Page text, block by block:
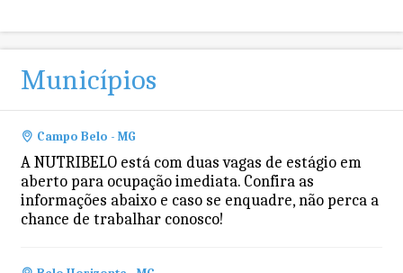
Municípios
Campo Belo - MG
A NUTRIBELO está com duas vagas de estágio em
aberto para ocupação imediata. Confira as
informações abaixo e caso se enquadre, não perca a
chance de trabalhar conosco!